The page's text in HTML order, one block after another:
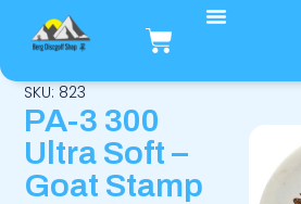
til
innholdet
Handlekurv
SKU: 823
PA-3 300
Ultra Soft –
Goat Stamp